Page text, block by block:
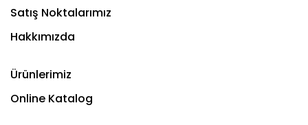
Satış Noktalarımız
Hakkımızda
Ürünlerimiz
Online Katalog